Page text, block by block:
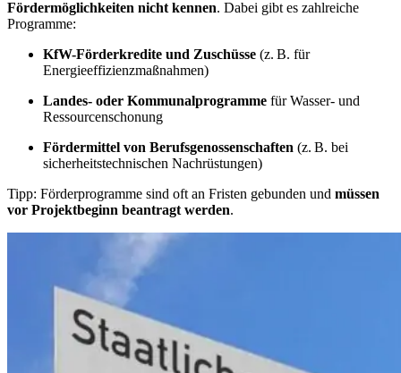
Fördermöglichkeiten nicht kennen. Dabei gibt es zahlreiche
Programme:
KfW-Förderkredite und Zuschüsse (z. B. für
Energieeffizienzmaßnahmen)
Landes- oder Kommunalprogramme für Wasser- und
Ressourcenschonung
Fördermittel von Berufsgenossenschaften (z. B. bei
sicherheitstechnischen Nachrüstungen)
Tipp: Förderprogramme sind oft an Fristen gebunden und müssen
vor Projektbeginn beantragt werden.